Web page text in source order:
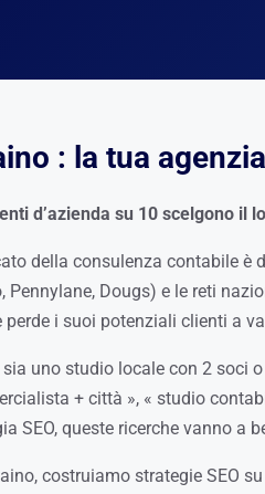
: la tua
d’azienda su 10 scelgono il
della consulenza contabile è
Pennylane, Dougs) e le reti
perde i suoi potenziali clienti a
sia uno studio locale con 2 soci
+ città », « studio
SEO, queste ricerche vanno a
costruiamo strategie SEO